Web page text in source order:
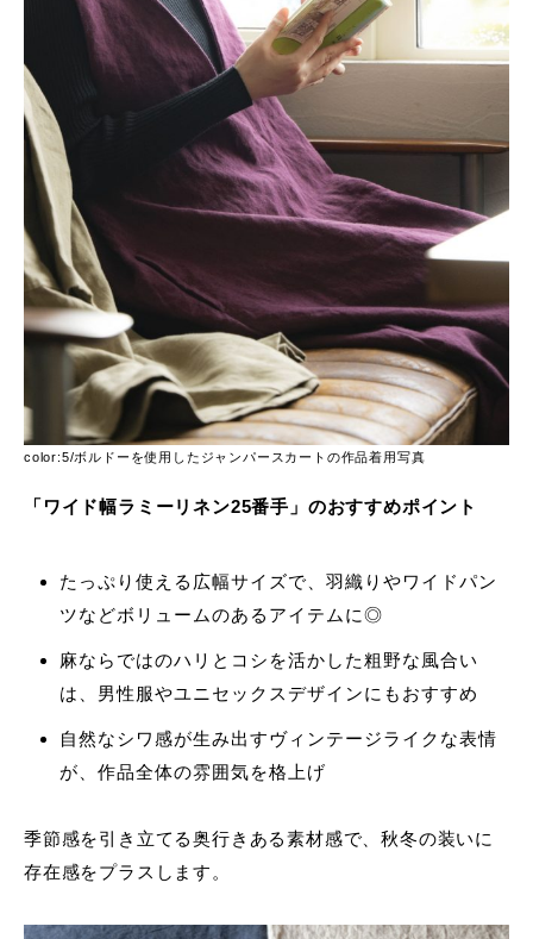
color:5/ボルドーを使用したジャンパースカートの作品着用写真
「ワイド幅ラミーリネン25番手」のおすすめポイント
たっぷり使える広幅サイズで、羽織りやワイドパン
ツなどボリュームのあるアイテムに◎
麻ならではのハリとコシを活かした粗野な風合い
は、男性服やユニセックスデザインにもおすすめ
自然なシワ感が生み出すヴィンテージライクな表情
が、作品全体の雰囲気を格上げ
季節感を引き立てる奥行きある素材感で、秋冬の装いに
存在感をプラスします。